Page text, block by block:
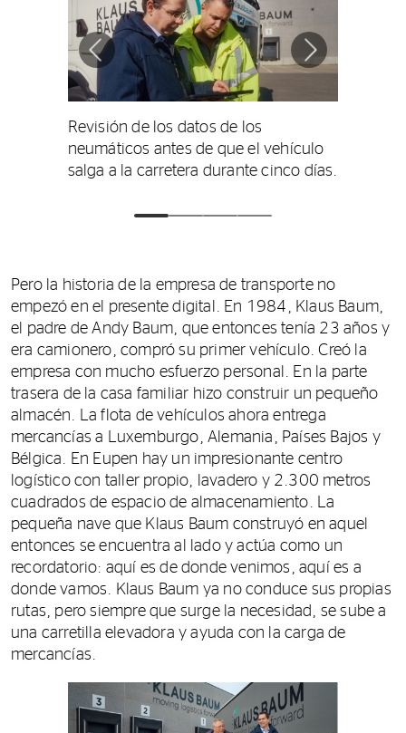
Revisión de los datos de los
neumáticos antes de que el vehículo
salga a la carretera durante cinco días.
Pero la historia de la empresa de transporte no
empezó en el presente digital. En 1984, Klaus Baum,
el padre de Andy Baum, que entonces tenía 23 años y
era camionero, compró su primer vehículo. Creó la
empresa con mucho esfuerzo personal. En la parte
trasera de la casa familiar hizo construir un pequeño
almacén. La flota de vehículos ahora entrega
mercancías a Luxemburgo, Alemania, Países Bajos y
Bélgica. En Eupen hay un impresionante centro
logístico con taller propio, lavadero y 2.300 metros
cuadrados de espacio de almacenamiento. La
pequeña nave que Klaus Baum construyó en aquel
entonces se encuentra al lado y actúa como un
recordatorio: aquí es de donde venimos, aquí es a
donde vamos. Klaus Baum ya no conduce sus propias
rutas, pero siempre que surge la necesidad, se sube a
una carretilla elevadora y ayuda con la carga de
mercancías.